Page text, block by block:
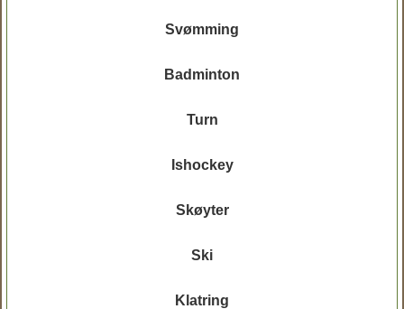
Svømming
Badminton
Turn
Ishockey
Skøyter
Ski
Klatring